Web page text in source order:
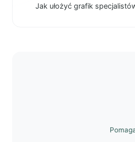
Jak ułożyć grafik